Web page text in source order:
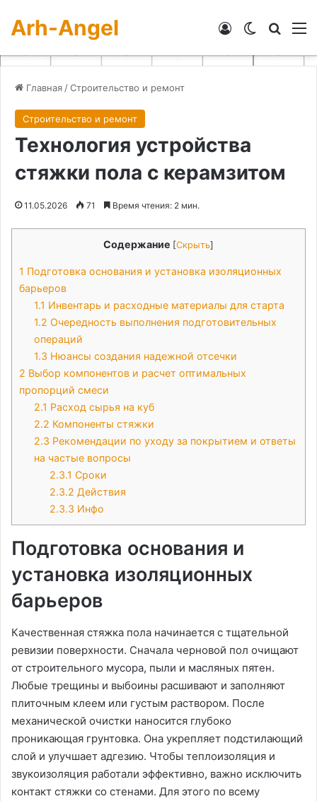
Arh-Angel Switch skin
Войти
Главная /Строительство и ремонт
Строительство и ремонт
Технология устройства
стяжки пола с керамзитом
11.05.2026 71 Время чтения: 2 мин.
Содержание [Скрыть]
1 Подготовка основания и установка изоляционных
барьеров
1.1 Инвентарь и расходные материалы для старта
1.2 Очередность выполнения подготовительных
операций
1.3 Нюансы создания надежной отсечки
2 Выбор компонентов и расчет оптимальных
пропорций смеси
2.1 Расход сырья на куб
2.2 Компоненты стяжки
2.3 Рекомендации по уходу за покрытием и ответы
на частые вопросы
2.3.1 Сроки
2.3.2 Действия
2.3.3 Инфо
Подготовка основания и
установка изоляционных
барьеров
Качественная стяжка пола начинается с тщательной
ревизии поверхности. Сначала черновой пол очищают
от строительного мусора, пыли и масляных пятен.
Любые трещины и выбоины расшивают и заполняют
плиточным клеем или густым раствором. После
механической очистки наносится глубоко
проникающая грунтовка. Она укрепляет подстилающий
слой и улучшает адгезию. Чтобы теплоизоляция и
звукоизоляция работали эффективно, важно исключить
контакт стяжки со стенами. Для этого по всему